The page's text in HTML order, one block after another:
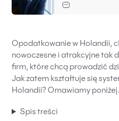
EN
Opodatkowanie w Holandii,
nowoczesne i atrakcyjne tak
firm, które chcą prowadzić
Jak zatem kształtuje się
Holandii? Omawiamy poniżej.
Spis treści